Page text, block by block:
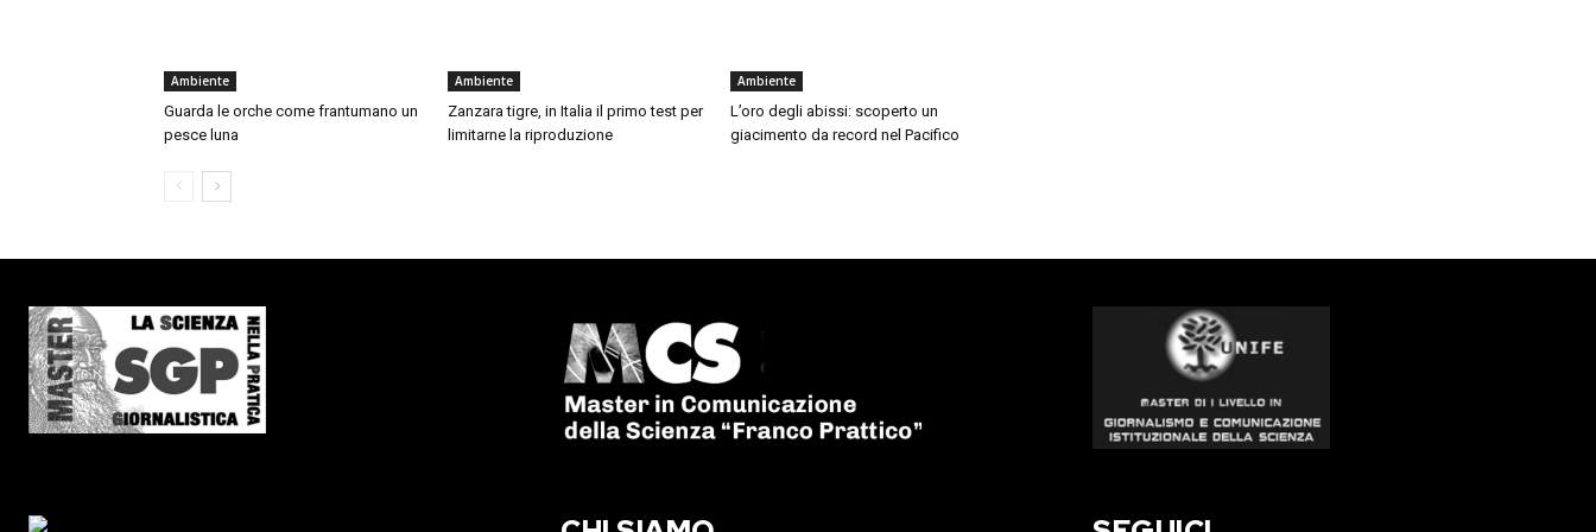
Ambiente
Guarda le orche come frantumano un
pesce luna
Ambiente
Zanzara tigre, in Italia il primo test per
limitarne la riproduzione
Ambiente
L’oro degli abissi: scoperto un
giacimento da record nel Pacifico